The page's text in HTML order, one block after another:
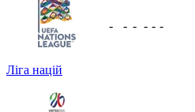
Ліга націй
- - - - - -